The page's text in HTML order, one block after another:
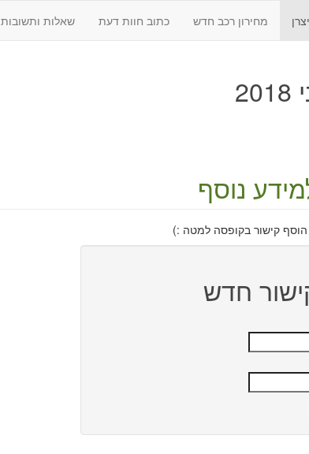
מחירון רכב חדש כתוב חוות דעת שאלות ותשובות
נוסף
הוסף קישור בקופסה למטה :)
חדש